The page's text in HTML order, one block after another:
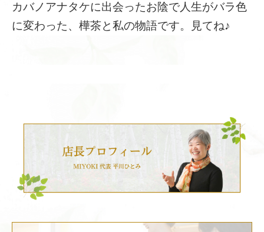
カバノアナタケに出会ったお陰で人生がバラ色
に変わった、樺茶と私の物語です。見てね♪